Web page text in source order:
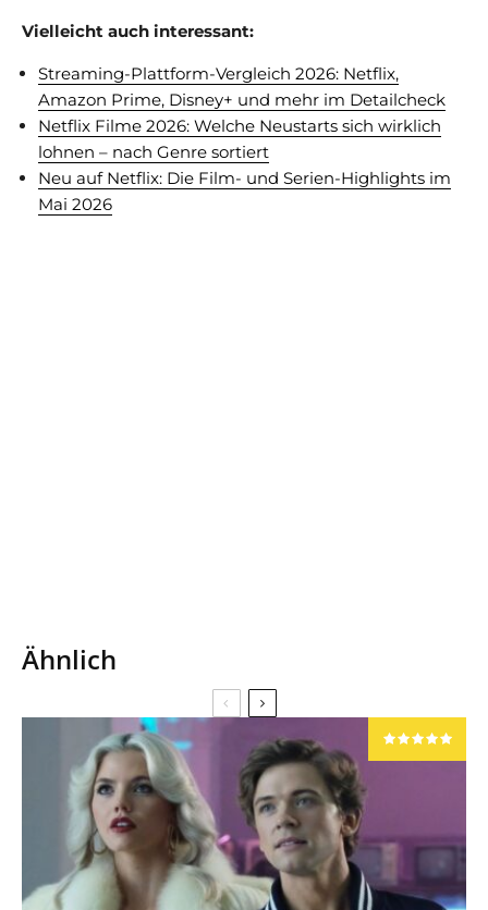
Vielleicht auch interessant:
Streaming-Plattform-Vergleich 2026: Netflix,
Amazon Prime, Disney+ und mehr im Detailcheck
Netflix Filme 2026: Welche Neustarts sich wirklich
lohnen – nach Genre sortiert
Neu auf Netflix: Die Film- und Serien-Highlights im
Mai 2026
Ähnlich